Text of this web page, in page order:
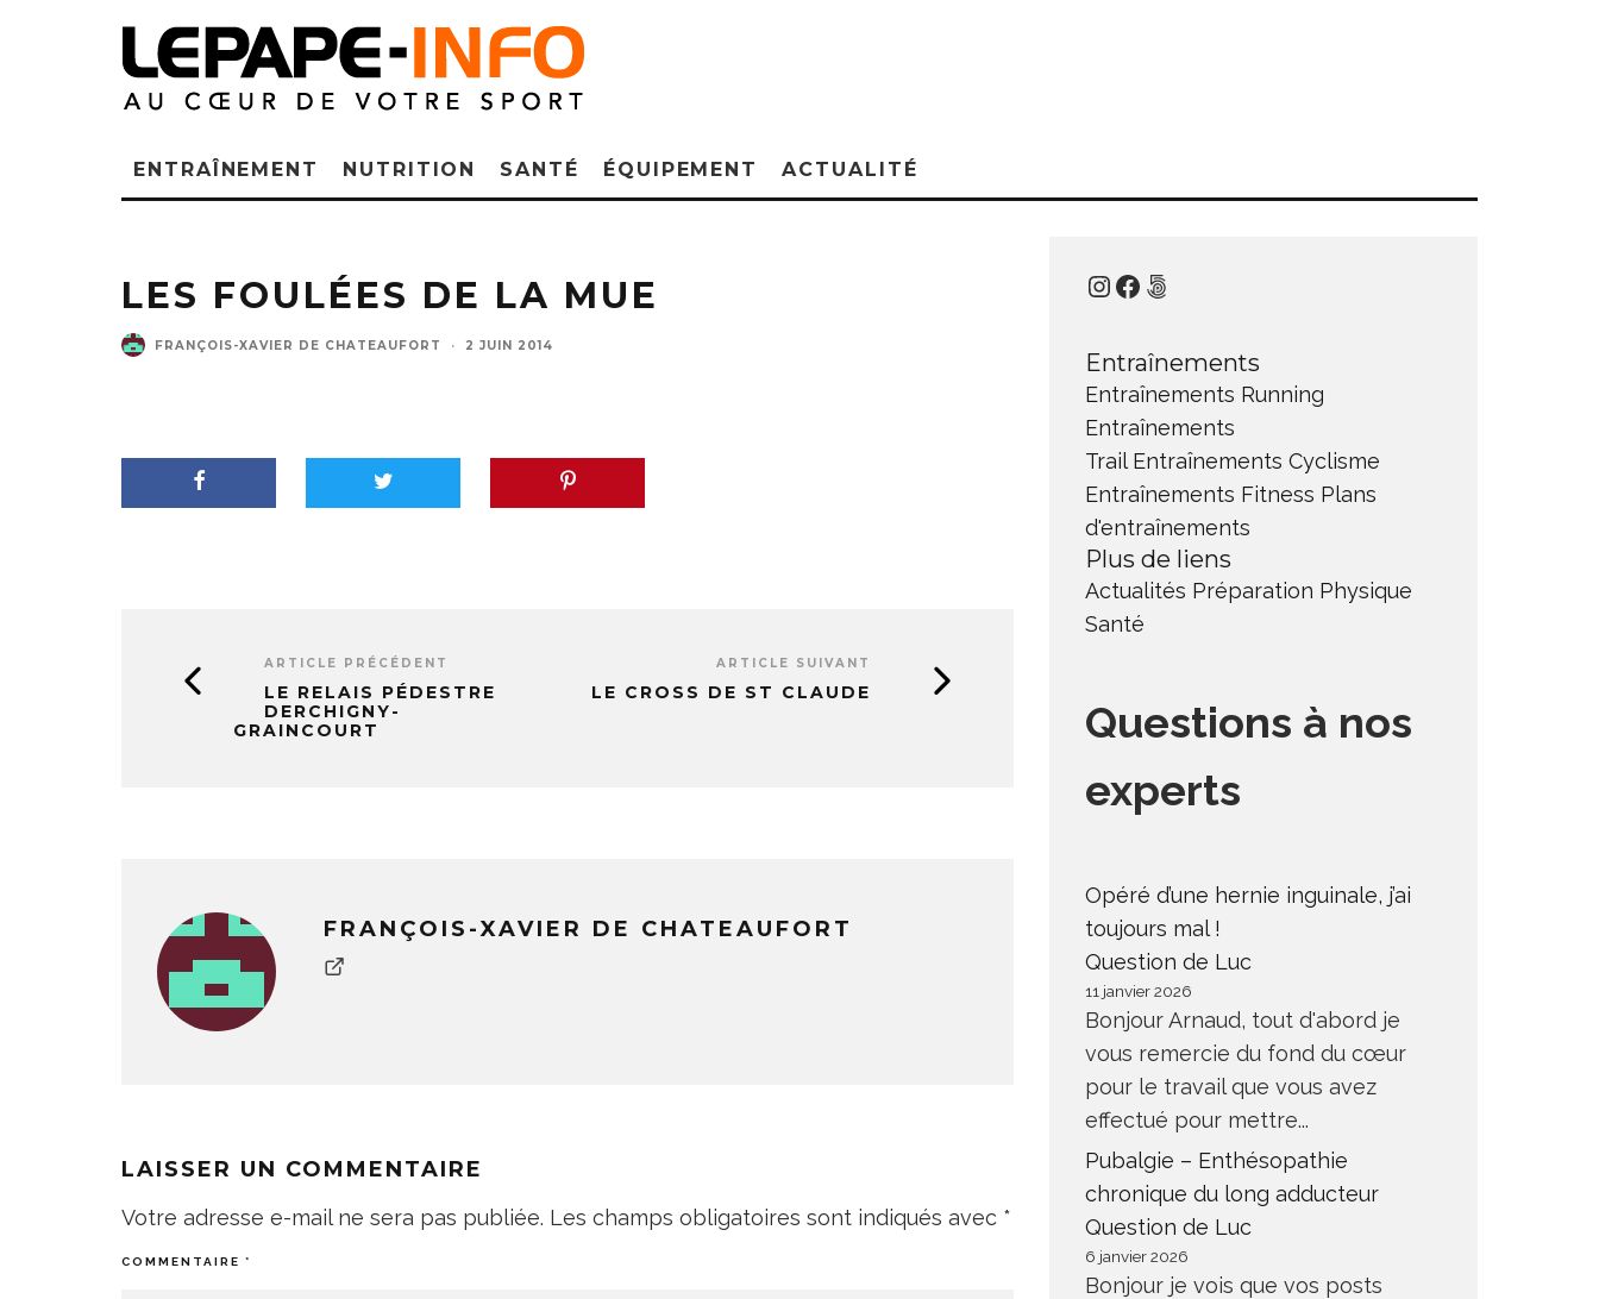
ENTRAÎNEMENT NUTRITION SANTÉ ÉQUIPEMENT ACTUALITÉ
LES FOULÉES DE LA MUE
FRANÇOIS-XAVIER DE CHATEAUFORT · 2 JUIN 2014
ARTICLE PRÉCÉDENT
LE RELAIS PÉDESTRE
DERCHIGNY-
GRAINCOURT
ARTICLE SUIVANT
LE CROSS DE ST CLAUDE
FRANÇOIS-XAVIER DE CHATEAUFORT
LAISSER UN COMMENTAIRE
Votre adresse e-mail ne sera pas publiée. Les champs obligatoires sont indiqués avec *
COMMENTAIRE *
Instagram
Facebook
500px
Entraînements
Entraînements Running
Entraînements
Trail Entraînements Cyclisme
Entraînements Fitness Plans
d'entraînements
Plus de liens
Actualités Préparation Physique
Santé
Questions à nos
experts
Opéré d’une hernie inguinale, j’ai
toujours mal !
Question de Luc
11 janvier 2026
Bonjour Arnaud, tout d'abord je
vous remercie du fond du cœur
pour le travail que vous avez
effectué pour mettre...
Pubalgie – Enthésopathie
chronique du long adducteur
Question de Luc
6 janvier 2026
Bonjour je vois que vos posts